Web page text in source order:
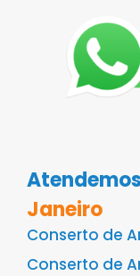
Janeiro
Conserto de
Conserto de